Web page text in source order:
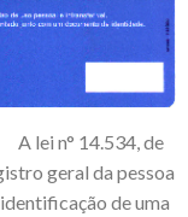
lei n° 14.534, de
geral da pessoa
de uma